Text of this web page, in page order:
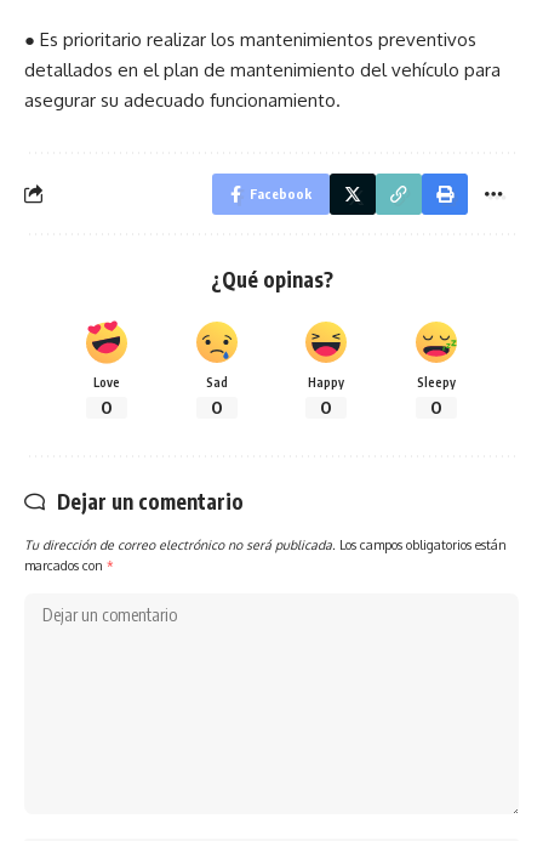
● Es prioritario realizar los mantenimientos preventivos
detallados en el plan de mantenimiento del vehículo para
asegurar su adecuado funcionamiento.
Facebook
¿Qué opinas?
Love
0
Sad
0
Happy
0
Sleepy
0
Dejar un comentario
Tu dirección de correo electrónico no será publicada. Los campos obligatorios están
marcados con *